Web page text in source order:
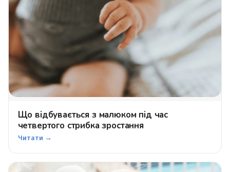
Що відбувається з малюком під час
четвертого стрибка зростання
Читати →